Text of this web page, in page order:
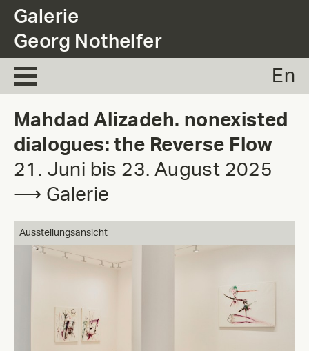
Galerie
Georg Nothelfer
En
Mahdad Alizadeh. nonexisted
dialogues: the Reverse Flow
21. Juni bis 23. August 2025
⟶ Galerie
Ausstellungsansicht